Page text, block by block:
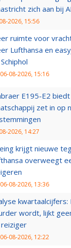
zich aan bij
2026, 15:56
ruimte voor
Lufthansa en
06-08-2026, 15:16
E195-E2 biedt
zet in op
2026, 14:27
krijgt nieuwe
overweegt
06-08-2026, 13:36
kwartaalcijfers:
wordt, lijkt
06-08-2026, 12:22